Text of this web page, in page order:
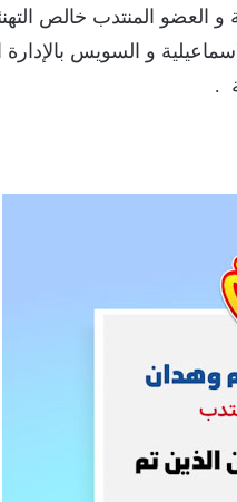
المنتدب خالص
و السويس
.